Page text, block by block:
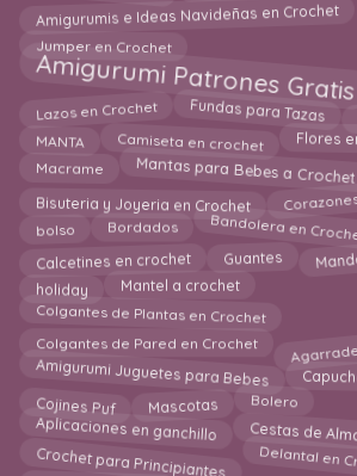
Amigurumis e Ideas Navideñas en Crochet
Jumper en Crochet
Amigurumi Patrones Gratis
Lazos en Crochet Fundas para Tazas
MANTA Camiseta en crochet Flores
Macrame Mantas para Bebes a Crochet
Bisuteria y Joyeria en Crochet
bolso Bordados Bandolera en
Calcetines en crochet Guantes
holiday Mantel a crochet
Colgantes de Plantas en Crochet
Colgantes de Pared en Crochet
Amigurumi Juguetes para Bebes
Cojines Puf Mascotas Bolero
Aplicaciones en ganchillo Cestas de
Crochet para Principiantes Delantal en